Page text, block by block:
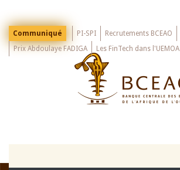
mainMenu
Top
Communiqué PI-SPI Recrutements BCEAO
Prix Abdoulaye FADIGA
Les FinTech dans l'UEMOA